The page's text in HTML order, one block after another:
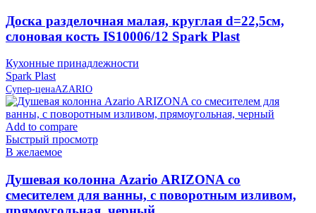
Доска разделочная малая, круглая d=22,5см,
слоновая кость IS10006/12 Spark Plast
Кухонные принадлежности
Spark Plast
Супер-ценаAZARIO
Add to compare
Быстрый просмотр
В желаемое
Душевая колонна Azario ARIZONA со
смесителем для ванны, с поворотным изливом,